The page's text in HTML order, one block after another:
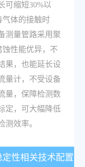
可缩短30%以
气体的接触时
测量管路采用聚
蚀性能优异，不
果，也能延长设
量计，不受设备
量，保障检测数
定，可大幅降低
测效率。
性相关技术配置